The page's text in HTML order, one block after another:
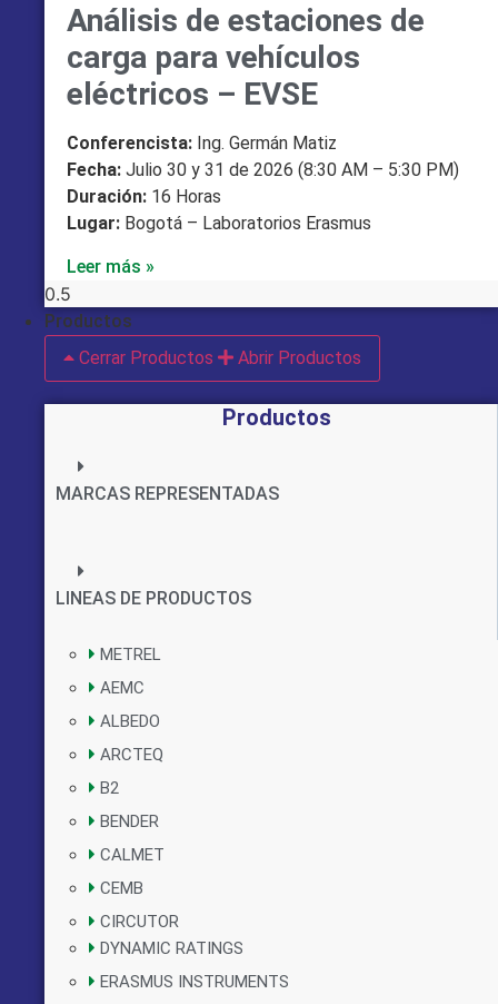
Análisis de estaciones de
carga para vehículos
eléctricos – EVSE
Conferencista: Ing. Germán Matiz
Fecha: Julio 30 y 31 de 2026 (8:30 AM – 5:30 PM)
Duración: 16 Horas
Lugar: Bogotá – Laboratorios Erasmus
Leer más »
Productos
Cerrar Productos
Abrir Productos
Productos
MARCAS REPRESENTADAS
LINEAS DE PRODUCTOS
METREL
AEMC
ALBEDO
ARCTEQ
B2
BENDER
CALMET
CEMB
CIRCUTOR
DYNAMIC RATINGS
ERASMUS INSTRUMENTS